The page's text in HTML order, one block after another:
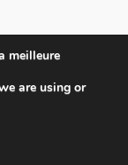
meilleure
are using or